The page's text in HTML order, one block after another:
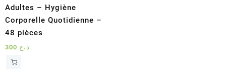
Adultes – Hygiène
Corporelle Quotidienne –
48 pièces
د.ج